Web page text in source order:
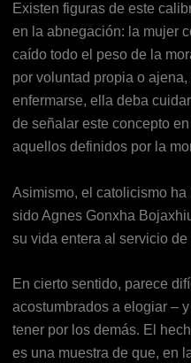
Existen figuras de este
en la abnegación: la mujer
caído todo el peso de la
por voluntad propia o
enfermarse, ella deba
de señalar este concepto
aquellos definidos por la
Asimismo, el catolicismo
sido Agnes Gonxha
su vida entera al servicio
En cierto sentido, parece
acostumbrados a elogiar –
tener por los demás. El
es una muestra de que, en